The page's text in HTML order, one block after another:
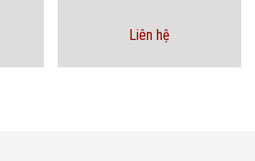
Liên hệ